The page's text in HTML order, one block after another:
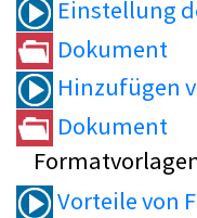
Einstellung
Dokument
Hinzufügen
Dokument
Vorteile von